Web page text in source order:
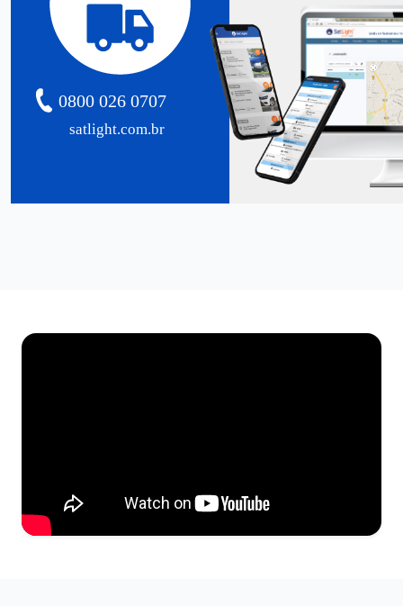
satlight.com.br
0800 026 0707